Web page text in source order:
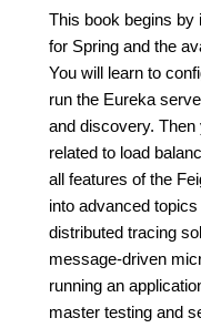
This book begins by
for Spring and the
You will learn to
run the Eureka
and discovery. Then
related to load
all features of the
into advanced
distributed tracing
message-driven
running an
master testing and